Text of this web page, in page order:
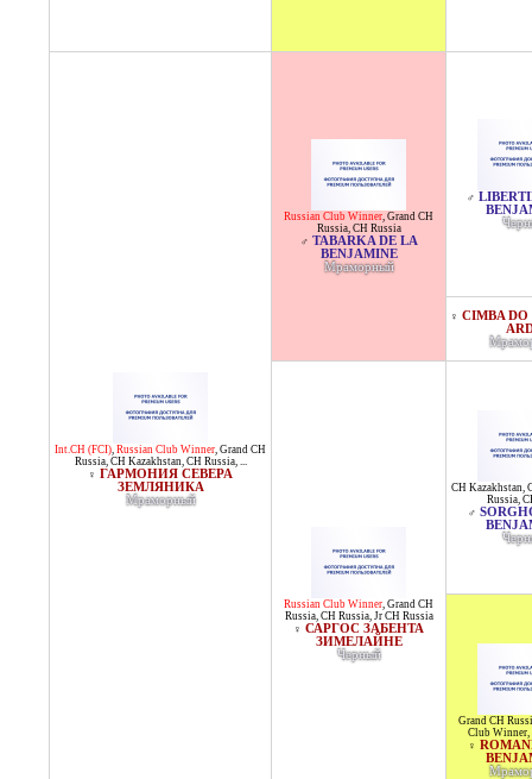
Int.CH (FCI), Russian Club Winner, Grand CH
Russia, CH Kazakhstan, CH Russia, ...
♀ ГАРМОНИЯ СЕВЕРА
ЗЕМЛЯНИКА
Мраморный
Russian Club Winner, Grand CH
Russia, CH Russia
♂ TABARKA DE LA
BENJAMINE
Мраморный
♂
♀ CIMBA DO
Russian Club Winner, Grand CH
Russia, CH Russia, Jr CH Russia
♀ САРГОС ЗАБЕНТА
ЗИМЕЛАЙНЕ
Черный
CH Kazakhstan,
Russia,
♂
Grand CH
Club Winner,
♀